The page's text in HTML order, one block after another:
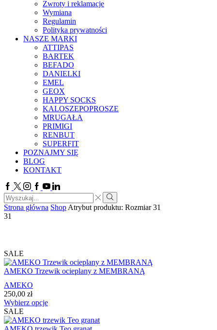
Zwroty i reklamacje
Wymiana
Regulamin
Polityka prywatności
NASZE MARKI
ATTIPAS
BARTEK
BEFADO
DANIELKI
EMEL
GEOX
HAPPY SOCKS
KALOSZEPOPROSZE
MRUGAŁA
PRIMIGI
RENBUT
SUPERFIT
POZNAJMY SIĘ
BLOG
KONTAKT
Facebook
TwitterInstagram
Google
plus
YoutubeLinkedin
Search
input
Search
Strona główna Shop Atrybut produktu: Rozmiar 31
31
SALE
AMEKO Trzewik ocieplany z MEMBRANĄ
AMEKO
250,00 zł
Wybierz opcjeTen
ma
wiele
SALE